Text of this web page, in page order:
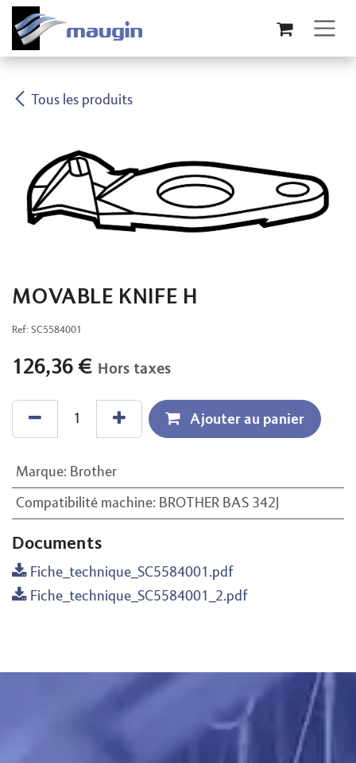
Se rendre au contenu
Tous les produits
MOVABLE KNIFE H
Ref: SC5584001
126,36 € Hors taxes
Ajouter au panier
Marque: Brother
Compatibilité machine: BROTHER BAS 342J
Documents
Fiche_technique_SC5584001.pdf
Fiche_technique_SC5584001_2.pdf